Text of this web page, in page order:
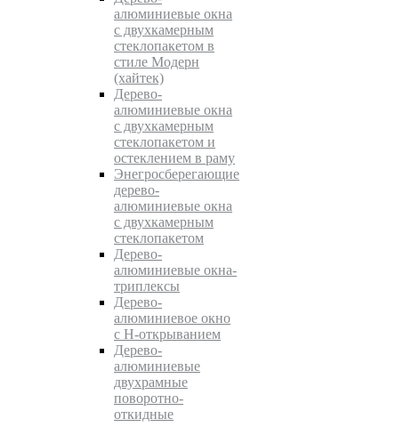
алюминиевые окна
с двухкамерным
стеклопакетом в
стиле Модерн
(хайтек)
Дерево-
алюминиевые окна
c двухкамерным
стеклопакетом и
остеклением в раму
Энегросберегающие
дерево-
алюминиевые окна
c двухкамерным
стеклопакетом
Дерево-
алюминиевые окна-
триплексы
Дерево-
алюминиевое окно
с Н-открыванием
Дерево-
алюминиевые
двухрамные
поворотно-
откидные